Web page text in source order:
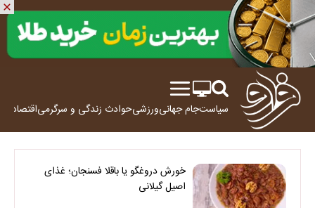
سیاستجام جهانیورزشیحوادث زندگی و سرگرمیاقتصاد
خورش دروغگو یا باقلا فسنجان؛ غذای
اصیل گیلانی